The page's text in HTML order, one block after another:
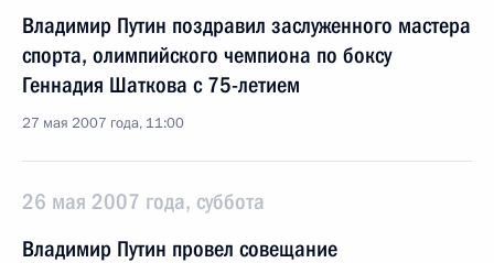
Владимир Путин поздравил заслуженного мастера
спорта, олимпийского чемпиона по боксу
Геннадия Шаткова с 75-летием
27 мая 2007 года, 11:00
26 мая 2007 года, суббота
Владимир Путин провел совещание